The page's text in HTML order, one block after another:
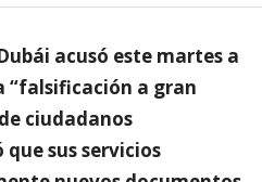
acusó este martes a
“falsificación a gran
ciudadanos
sus servicios